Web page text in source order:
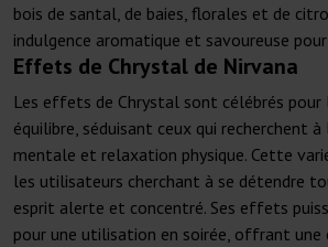
bois de santal, de baies, florales et de
indulgence aromatique et savoureuse
Effets de Chrystal de Nirvana
Les effets de Chrystal sont célébrés
équilibre, séduisant ceux qui recherchent
mentale et relaxation physique. Cette
les utilisateurs cherchant à se détendre
esprit alerte et concentré. Ses effets
pour une utilisation en soirée, offrant une